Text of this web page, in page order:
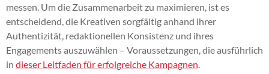
messen. Um die Zusammenarbeit zu maximieren, ist es
entscheidend, die Kreativen sorgfältig anhand ihrer
Authentizität, redaktionellen Konsistenz und ihres
Engagements auszuwählen – Voraussetzungen, die ausführlich
in dieser Leitfaden für erfolgreiche Kampagnen